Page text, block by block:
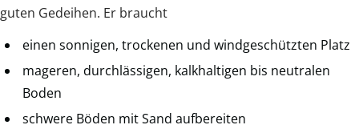
guten Gedeihen. Er braucht
einen sonnigen, trockenen und windgeschützten Platz
mageren, durchlässigen, kalkhaltigen bis neutralen
Boden
schwere Böden mit Sand aufbereiten